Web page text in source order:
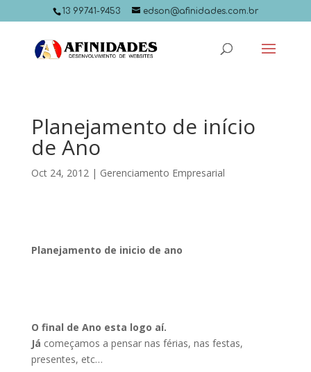
13 99741-9453 edson@afinidades.com.br
Planejamento de início
de Ano
Oct 24, 2012| Gerenciamento Empresarial
Planejamento de inicio de ano
O final de Ano esta logo aí.
Já começamos a pensar nas férias, nas festas,
presentes, etc…